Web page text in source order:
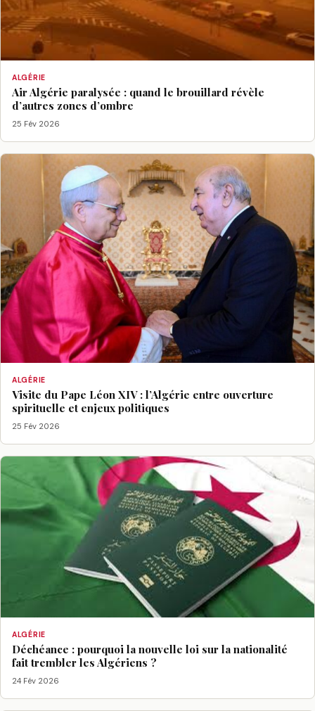
ALGÉRIE
Air Algérie paralysée : quand le brouillard révèle
d’autres zones d’ombre
25 Fév 2026
ALGÉRIE
Visite du Pape Léon XIV : l’Algérie entre ouverture
spirituelle et enjeux politiques
25 Fév 2026
ALGÉRIE
Déchéance : pourquoi la nouvelle loi sur la nationalité
fait trembler les Algériens ?
24 Fév 2026